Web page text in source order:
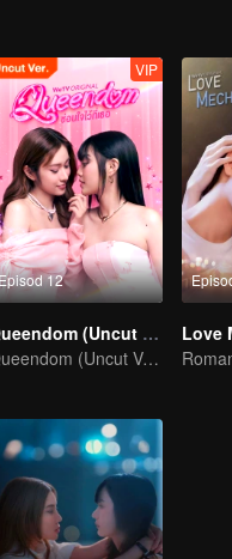
12
VIP
Queendom (Uncut Ver.)
Queendom (Uncut Ver.)
Love